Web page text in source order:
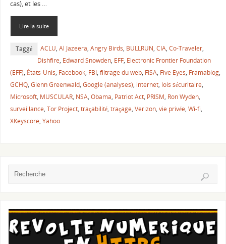
cas), et les …
Lire la suite
Taggé ACLU, Al Jazeera, Angry Birds, BULLRUN, CIA, Co-Traveler,
Dishfire, Edward Snowden, EFF, Electronic Frontier Foundation
(EFF), États-Unis, Facebook, FBI, filtrage du web, FISA, Five Eyes, Framablog,
GCHQ, Glenn Greenwald, Google (analyses), internet, lois sécuritaire,
Microsoft, MUSCULAR, NSA, Obama, Patriot Act, PRISM, Ron Wyden,
surveillance, Tor Project, traçabilité, traçage, Verizon, vie privée, Wi-fi,
XKeyscore, Yahoo